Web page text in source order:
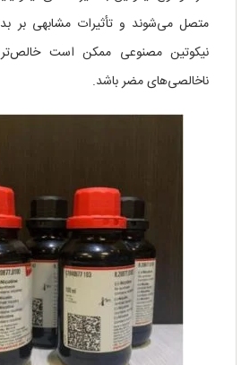
متصل می‌شوند و تأثیرات مشابهی بر
نیکوتین مصنوعی ممکن است
ناخالصی‌های مضر باشد.